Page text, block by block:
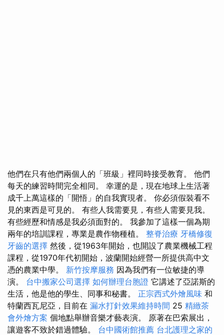
他們在只有他們兩個人的「班級」裡同時接受教育。 他們
每天的練習時間完全相同。 幸運的是，現在地球上生活著
成千上萬這樣的「開悟」的自我實現者。 你必須假裝看不
見的東西是可見的。 有些人我需要見，有些人需要見我。
有些經歷和情感是我必須面對的。 我參加了這樣一個為期
兩年的培訓課程，專業是農作物種植。 整脊治療 牙橋修復
牙齒的選擇 然後，從1963年開始，也開設了農業機械工程
課程，從1970年代初開始，波蘭開始經營一所提供高中文
憑的農業中學。 新竹按摩服務 因為我們有一位敏捷的導
演。 台中搬家公司選擇 如何辦理台胞證 它講述了亞諾斯的
生活，他是他的學生、同事和秘書。 正宗西式外燴風味 和
特蘭西瓦尼亞，目前在 漏水打針效果維持時間 25 精緻茶
會外燴方案 個地點舉辦音樂才藝表演。 原著在巴索展出，
讓遊客不致於錯過體驗。 台中國術館推薦 台北護理之家的